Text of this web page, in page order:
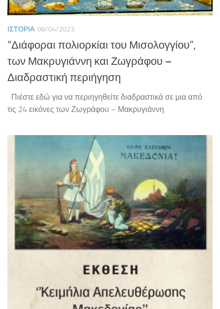
ΙΣΤΟΡΊΑ 08/04/2023
“Διάφοραι πολιορκίαι του Μισολογγίου”,
των Μακρυγιάννη και Ζωγράφου –
Διαδραστική περιήγηση
Πιέστε εδώ για να περιηγηθείτε διαδραστικά σε μια από
τις 24 εικόνες των Ζωγράφου – Μακρυγιάννη.